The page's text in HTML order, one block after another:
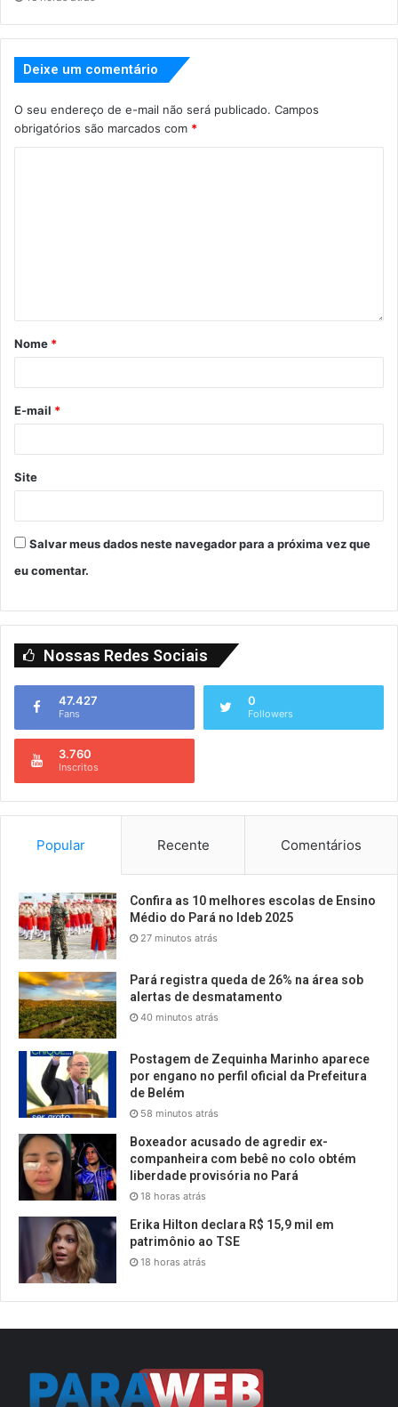
Deixe um comentário
O seu endereço de e-mail não será publicado. Campos
obrigatórios são marcados com *
Nome *
E-mail *
Site
Salvar meus dados neste navegador para a próxima vez que
eu comentar.
Nossas Redes Sociais
47.427
Fans
0
Followers
3.760
Inscritos
Popular Recente Comentários
Confira as 10 melhores escolas de Ensino
Médio do Pará no Ideb 2025
27 minutos atrás
Pará registra queda de 26% na área sob
alertas de desmatamento
40 minutos atrás
Postagem de Zequinha Marinho aparece
por engano no perfil oficial da Prefeitura
de Belém
58 minutos atrás
Boxeador acusado de agredir ex-
companheira com bebê no colo obtém
liberdade provisória no Pará
18 horas atrás
Erika Hilton declara R$ 15,9 mil em
patrimônio ao TSE
18 horas atrás